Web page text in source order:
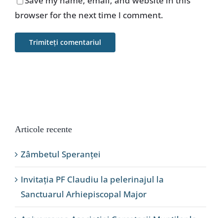
browser for the next time I comment.
Articole recente
Zâmbetul Speranței
Invitația PF Claudiu la pelerinajul la
Sanctuarul Arhiepiscopal Major